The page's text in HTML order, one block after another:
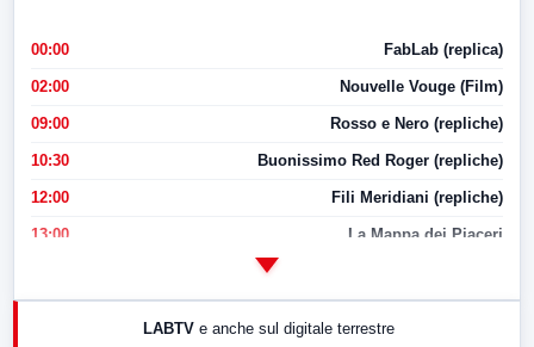
00:00 FabLab (replica)
02:00 Nouvelle Vouge (Film)
09:00 Rosso e Nero (repliche)
10:30 Buonissimo Red Roger (repliche)
12:00 Fili Meridiani (repliche)
13:00 La Mappa dei Piaceri
LABTV e anche sul digitale terrestre